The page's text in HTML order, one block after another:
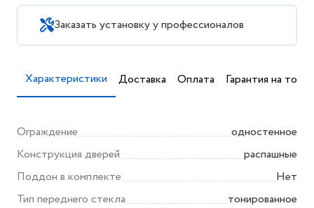
Заказать установку у профессионалов
Характеристики Доставка Оплата Гарантия на товар
Ограждение
одностенное
Конструкция дверей
распашные
Поддон в комплекте
Нет
Тип переднего стекла
тонированное